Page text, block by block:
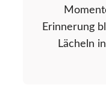
Erinnerung
Lächeln